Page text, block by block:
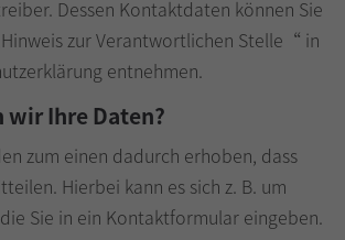
line
dolor sit amet, consectetuer
ligula eget dolor. Aenean massa.
Dessen Kontaktdaten können Sie
zur Verantwortlichen Stelle“ in
entnehmen.
wir Ihre Daten?
zum einen dadurch erhoben, dass
Hierbei kann es sich z. B. um
Sie in ein Kontaktformular eingeben.